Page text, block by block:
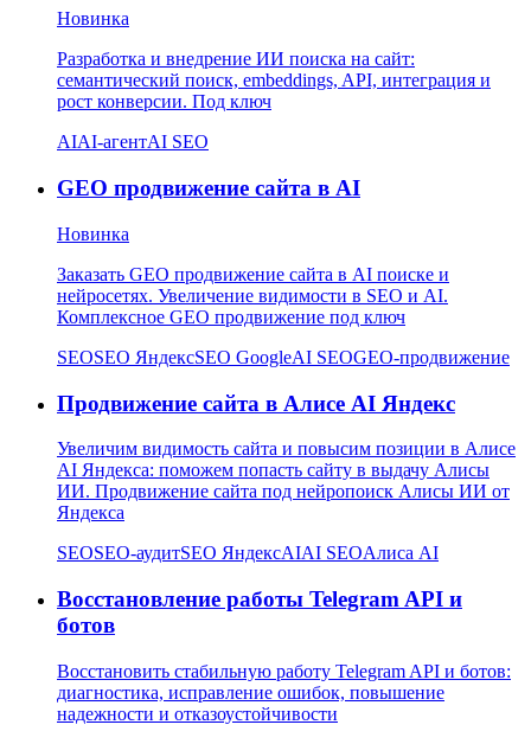
Новинка
Разработка и внедрение ИИ поиска на сайт:
семантический поиск, embeddings, API, интеграция и
рост конверсии. Под ключ
AIAI-агентAI SEO
GEO продвижение сайта в AI
Новинка
Заказать GEO продвижение сайта в AI поиске и
нейросетях. Увеличение видимости в SEO и AI.
Комплексное GEO продвижение под ключ
SEOSEO ЯндексSEO GoogleAI SEOGEO-продвижение
Продвижение сайта в Алисе AI Яндекс
Увеличим видимость сайта и повысим позиции в Алисе
AI Яндекса: поможем попасть сайту в выдачу Алисы
ИИ. Продвижение сайта под нейропоиск Алисы ИИ от
Яндекса
SEOSEO-аудитSEO ЯндексAIAI SEOАлиса AI
Восстановление работы Telegram API и
ботов
Восстановить стабильную работу Telegram API и ботов:
диагностика, исправление ошибок, повышение
надежности и отказоустойчивости